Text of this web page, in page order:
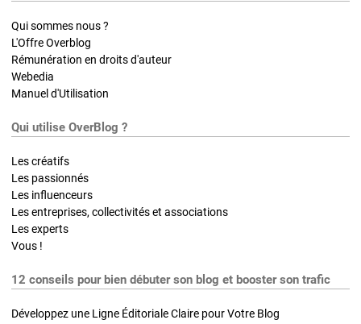
Qui sommes nous ?
L'Offre Overblog
Rémunération en droits d'auteur
Webedia
Manuel d'Utilisation
Qui utilise OverBlog ?
Les créatifs
Les passionnés
Les influenceurs
Les entreprises, collectivités et associations
Les experts
Vous !
12 conseils pour bien débuter son blog et booster son trafic
Développez une Ligne Éditoriale Claire pour Votre Blog